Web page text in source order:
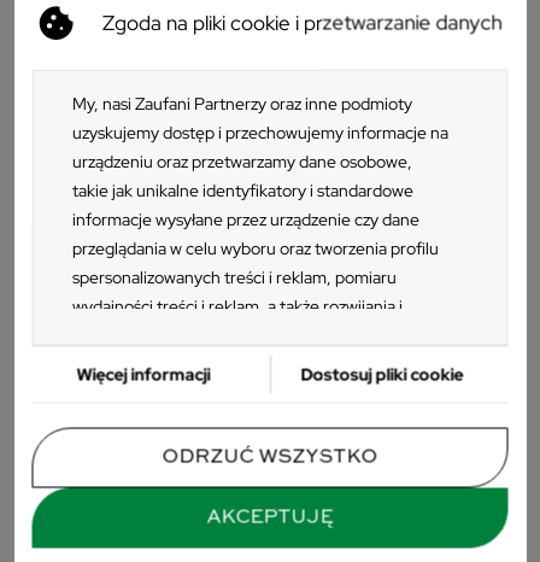
Zgoda na pliki cookie i przetwarzanie danych
My, nasi Zaufani Partnerzy oraz inne podmioty
uzyskujemy dostęp i przechowujemy informacje na
urządzeniu oraz przetwarzamy dane osobowe,
takie jak unikalne identyfikatory i standardowe
informacje wysyłane przez urządzenie czy dane
przeglądania w celu wyboru oraz tworzenia profilu
spersonalizowanych treści i reklam, pomiaru
wydajności treści i reklam, a także rozwijania i
Zaufani Partnerzy możemy korzystać z
precyzyjnych danych geolokalizacyjnych oraz
Ponieważ cenimy Twoją prywatność, prosimy o
kliknięcie „Akceptuję”. Zgoda jest dobrowolna i
Więcej informacji Dostosuj pliki cookie
ODRZUĆ WSZYSTKO
AKCEPTUJĘ
Donica TLRO40 Latia Round
Donica TLRO40H Latia Round
High
135 zł
DONICE PREMIUM